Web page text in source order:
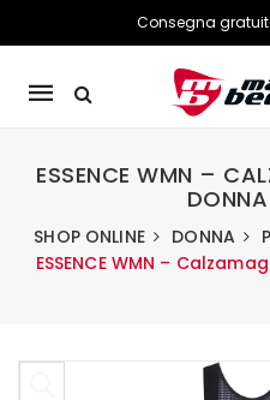
Consegna
Mobile
ESSENCE WMN –
DONNA
SHOP ONLINE DONNA
ESSENCE WMN –